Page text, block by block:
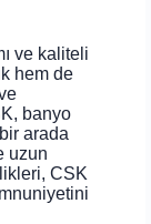
ve kaliteli
hem de
banyo
arada
uzun
CSK